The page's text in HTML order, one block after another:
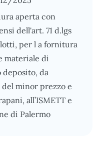
aperta con
dell'art. 71 d.lgs
per l a fornitura
materiale di
da
minor prezzo e
all’ISMETT e
di Palermo